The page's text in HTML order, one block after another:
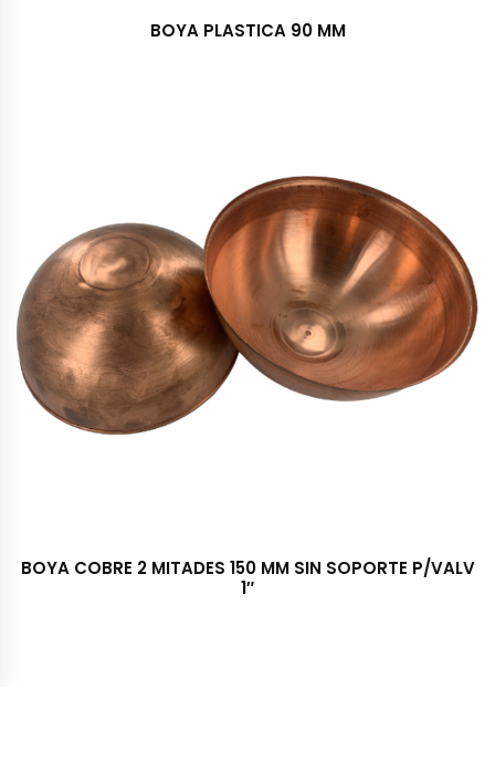
BOYA PLASTICA 90 MM
BOYA COBRE 2 MITADES 150 MM SIN SOPORTE P/VALV
1″